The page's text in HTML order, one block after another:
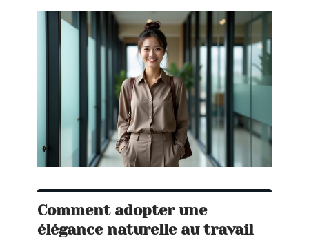
Comment adopter une
élégance naturelle au travail